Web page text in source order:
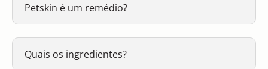
Petskin é um remédio?
Quais os ingredientes?